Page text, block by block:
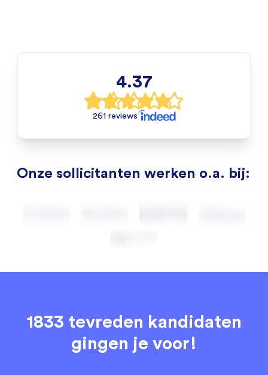
4.37
261 reviews
Onze sollicitanten werken o.a. bij:
1833 tevreden kandidaten
gingen je voor!